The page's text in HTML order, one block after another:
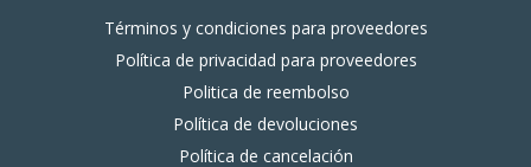
Términos y condiciones para proveedores
Política de privacidad para proveedores
Politica de reembolso
Política de devoluciones
Política de cancelación